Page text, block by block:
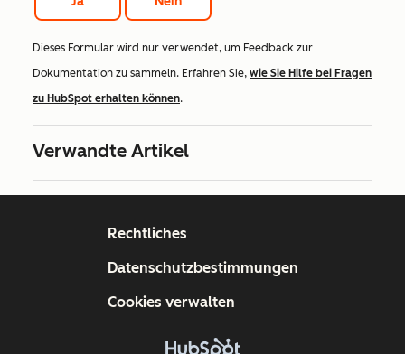
Dieses Formular wird nur verwendet, um Feedback zur
Dokumentation zu sammeln. Erfahren Sie, wie Sie Hilfe bei Fragen
zu HubSpot erhalten können.
Verwandte Artikel
Rechtliches
Datenschutzbestimmungen
Cookies verwalten